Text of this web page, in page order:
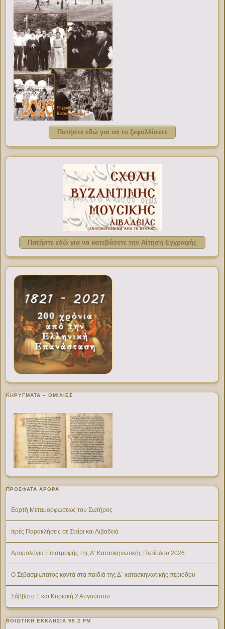
Πατήστε εδώ για να το ξεφυλλίσετε
Πατήστε εδώ για να κατεβάσετε την Αίτηση Εγγραφής
ΚΗΡΥΓΜΑΤΑ – ΟΜΙΛΙΕΣ
ΠΡΌΣΦΑΤΑ ΆΡΘΡΑ
Εορτή Μεταμορφώσεως του Σωτήρος
Ιερές Παρακλήσεις σε Στείρι και Λιβαδειά
Δρομολόγια Επιστροφής της Δ’ Κατασκηνωτικής Περίοδου 2026
Ο Σεβασμιώτατος κοντά στα παιδιά της Δ΄ κατασκηνωτικής περιόδου
Σάββατο 1 και Κυριακή 2 Αυγούστου
ΒΟΙΩΤΙΚΉ ΕΚΚΛΗΣΊΑ 99,2 FM